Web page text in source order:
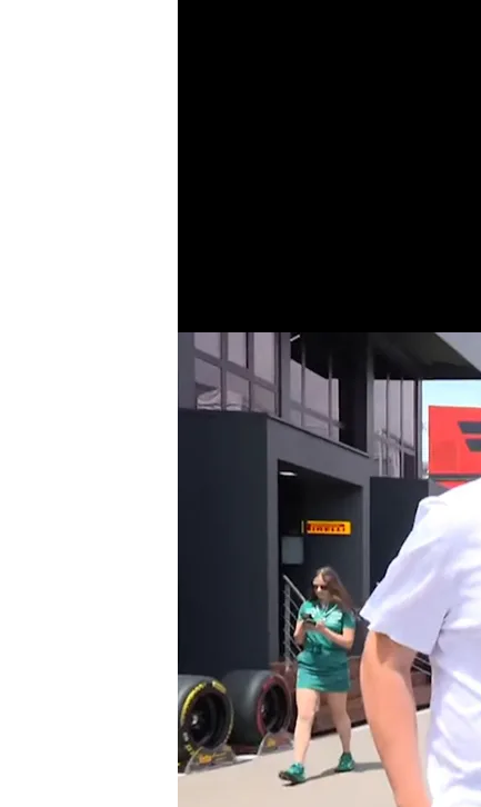
Fernando
Montmeló:
12 JUN 2026 - 15:33h.
Fernando Alonso
Barcelona
Gonzalo Serrano,
Martin mejorará el
Compartir